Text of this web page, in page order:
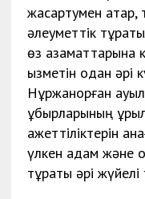
жақсартумен
әлеуметтік
өз азаматтарына
қызметін одан әрі
Нұржанқорған
құбырларының
қажеттіліктерін
үлкен қадам
тұрақты әрі